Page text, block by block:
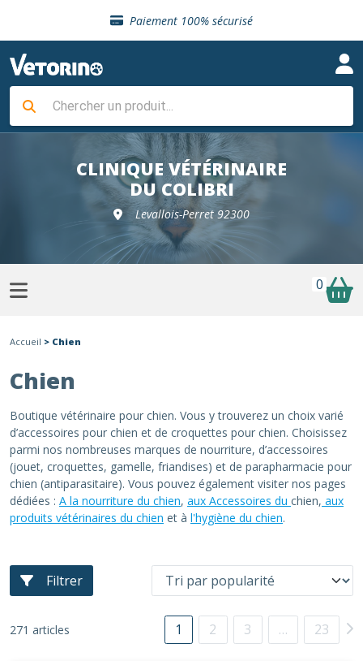
Paiement 100% sécurisé
Livraison gratuite en clinique vétérinaire
Sélection de croquettes vétérinaire
Livraison gratuite en clinique vétérinaire
Retour gratuit en clinique
Sélection de croquettes vétérinaire
CLINIQUE VÉTÉRINAIRE
DU COLIBRI
Levallois-Perret 92300
0
Accueil > Chien
Chien
Boutique vétérinaire pour chien. Vous y trouverez un choix varié
d’accessoires pour chien et de croquettes pour chien. Choisissez
parmi nos nombreuses marques de nourriture, d’accessoires
(jouet, croquettes, gamelle, friandises) et de parapharmacie pour
chien (antiparasitaire). Vous pouvez également visiter nos pages
dédiées : A la nourriture du chien, aux Accessoires du chien, aux
produits vétérinaires du chien et à l'hygiène du chien.
Filtrer
271 articles 1 2 3 … 23